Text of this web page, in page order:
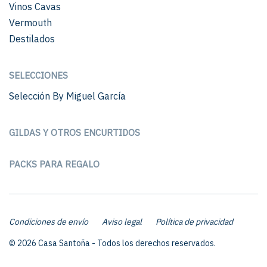
Vinos Cavas
Vermouth
Destilados
SELECCIONES
Selección By Miguel García
GILDAS Y OTROS ENCURTIDOS
PACKS PARA REGALO
© 2026 Casa Santoña - Todos los derechos reservados.
Condiciones de envío Aviso legal Política de privacidad